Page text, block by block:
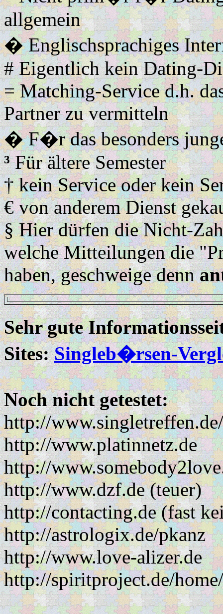
allgemein
� Englischsprachiges
# Eigentlich kein Dating-
= Matching-Service d.h.
Partner zu vermitteln
� F�r das besonders
³Für ältere Semester
† kein Service oder kein
€ von anderem Dienst
§ Hier dürfen die Nicht-
welche Mitteilungen die
haben, geschweige denn
Sehr gute
Sites:Singleb�rsen-
Noch nicht getestet:
http://www.singletreffen.de/
http://www.platinnetz.de
http://
http://www.dzf.de (teuer)
http://contacting.de (fast
http://astrologix.de/pkanz
http://www.love-alizer.de
http://spiritproject.de/